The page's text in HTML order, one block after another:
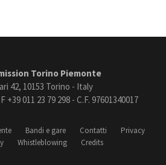
Torino Piemonte
42, 10153 Torino - Italy
+39 011 23 79 298 - C.F. 97601340017
Bandi e gare Contatti
Privacy
Whistleblowing Credits